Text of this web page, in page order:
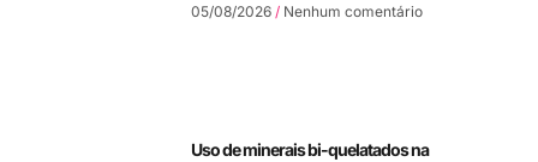
05/08/2026 Nenhum comentário
Uso de minerais bi-quelatados na